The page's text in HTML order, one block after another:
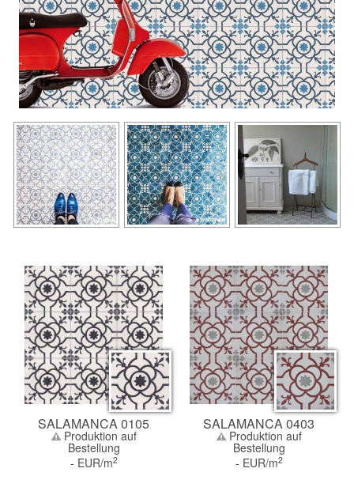
SALAMANCA 0105
Produktion auf
Bestellung
- EUR/m2
SALAMANCA 0403
Produktion auf
Bestellung
- EUR/m2